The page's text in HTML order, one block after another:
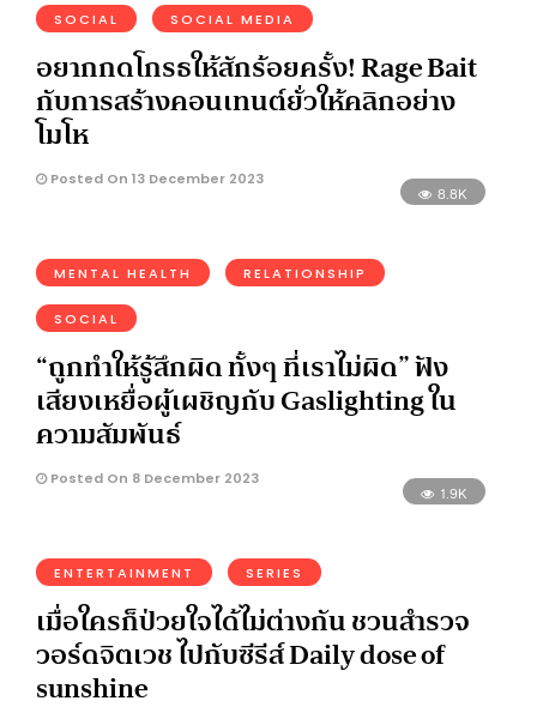
SOCIAL SOCIAL MEDIA
อยากกดโกรธให้สักร้อยครั้ง! Rage Bait
กับการสร้างคอนเทนต์ยั่วให้คลิกอย่าง
โมโห
Posted On 13 December 2023
8.8K
MENTAL HEALTH RELATIONSHIP
SOCIAL
“ถูกทำให้รู้สึกผิด ทั้งๆ ที่เราไม่ผิด” ฟัง
เสียงเหยื่อผู้เผชิญกับ Gaslighting ใน
ความสัมพันธ์
Posted On 8 December 2023
1.9K
ENTERTAINMENT SERIES
เมื่อใครก็ป่วยใจได้ไม่ต่างกัน ชวนสำรวจ
วอร์ดจิตเวช ไปกับซีรีส์ Daily dose of
sunshine